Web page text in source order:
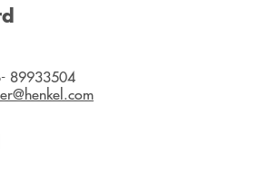
89933504